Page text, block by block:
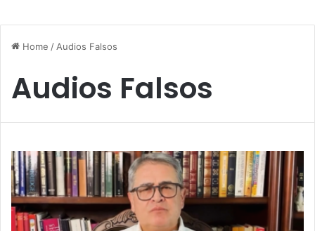
Home /Audios Falsos
Audios Falsos